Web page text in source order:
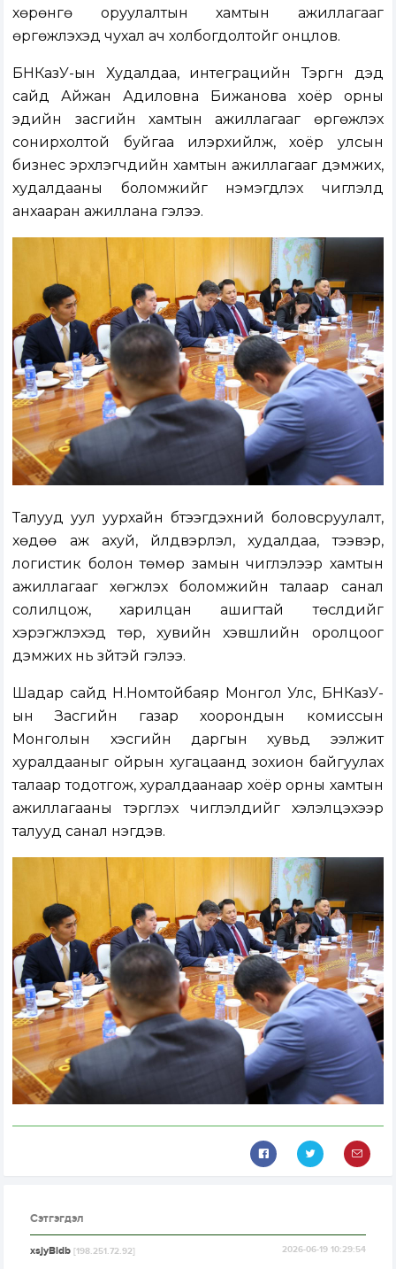
хөрөнгө оруулалтын хамтын ажиллагааг
өргөжүүлэхэд чухал ач холбогдолтойг онцлов.
БНКазУ-ын Худалдаа, интеграцийн Тэргүүн дэд
сайд Айжан Адиловна Бижанова хоёр орны
эдийн засгийн хамтын ажиллагааг өргөжүүлэх
сонирхолтой буйгаа илэрхийлж, хоёр улсын
бизнес эрхлэгчдийн хамтын ажиллагааг дэмжих,
худалдааны боломжийг нэмэгдүүлэх чиглэлд
анхааран ажиллана гэлээ.
Талууд уул уурхайн бүтээгдэхүүний боловсруулалт,
хөдөө аж ахуй, үйлдвэрлэл, худалдаа, тээвэр,
логистик болон төмөр замын чиглэлээр хамтын
ажиллагааг хөгжүүлэх боломжийн талаар санал
солилцож, харилцан ашигтай төслүүдийг
хэрэгжүүлэхэд төр, хувийн хэвшлийн оролцоог
дэмжих нь зүйтэй гэлээ.
Шадар сайд Н.Номтойбаяр Монгол Улс, БНКазУ-
ын Засгийн газар хоорондын комиссын
Монголын хэсгийн даргын хувьд ээлжит
хуралдааныг ойрын хугацаанд зохион байгуулах
талаар тодотгож, хуралдаанаар хоёр орны хамтын
ажиллагааны тэргүүлэх чиглэлүүдийг хэлэлцэхээр
талууд санал нэгдэв.
Сэтгэгдэл
xsjyBldb[198.251.72.92] 2026-06-19 10:29:54